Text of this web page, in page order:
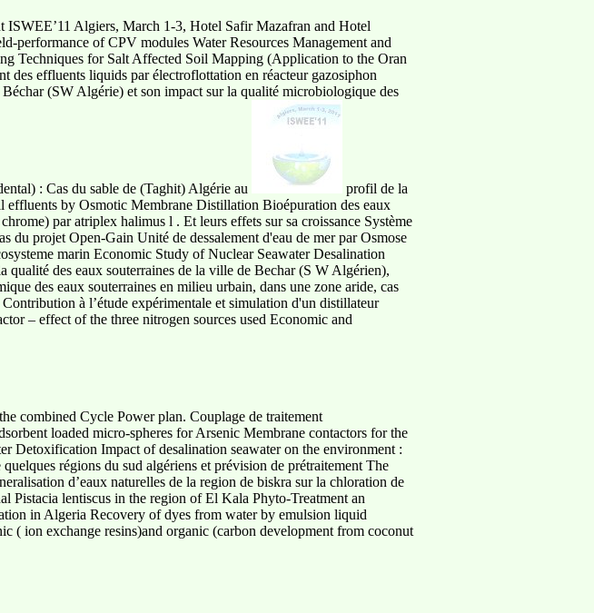
Algiers, March 1-3, Hotel Safir Mazafran and Hotel
performance of CPV modules Water Resources Management and
Techniques for Salt Affected Soil Mapping (Application to the Oran
effluents liquids par électroflottation en réacteur gazosiphon
(SW Algérie) et son impact sur la qualité microbiologique des
: Cas du sable de (Taghit) Algérie au
profil de la
by Osmotic Membrane Distillation Bioépuration des eaux
par atriplex halimus l . Et leurs effets sur sa croissance Système
du projet Open-Gain Unité de dessalement d'eau de mer par Osmose
marin Economic Study of Nuclear Seawater Desalination
des eaux souterraines de la ville de Bechar (S W Algérien),
des eaux souterraines en milieu urbain, dans une zone aride, cas
à l’étude expérimentale et simulation d'un distillateur
– effect of the three nitrogen sources used Economic and
combined Cycle Power plan. Couplage de traitement
loaded micro-spheres for Arsenic Membrane contactors for the
Detoxification Impact of desalination seawater on the environment :
régions du sud algériens et prévision de prétraitement The
d’eaux naturelles de la region de biskra sur la chloration de
lentiscus in the region of El Kala Phyto-Treatment an
in Algeria Recovery of dyes from water by emulsion liquid
( ion exchange resins)and organic (carbon development from coconut